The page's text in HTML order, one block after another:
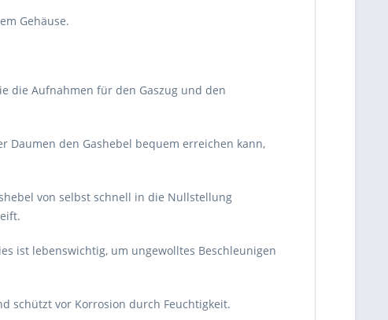
Gehäuse.
die Aufnahmen für den Gaszug und den
Daumen den Gashebel bequem erreichen kann,
von selbst schnell in die Nullstellung
ist lebenswichtig, um ungewolltes Beschleunigen
schützt vor Korrosion durch Feuchtigkeit.